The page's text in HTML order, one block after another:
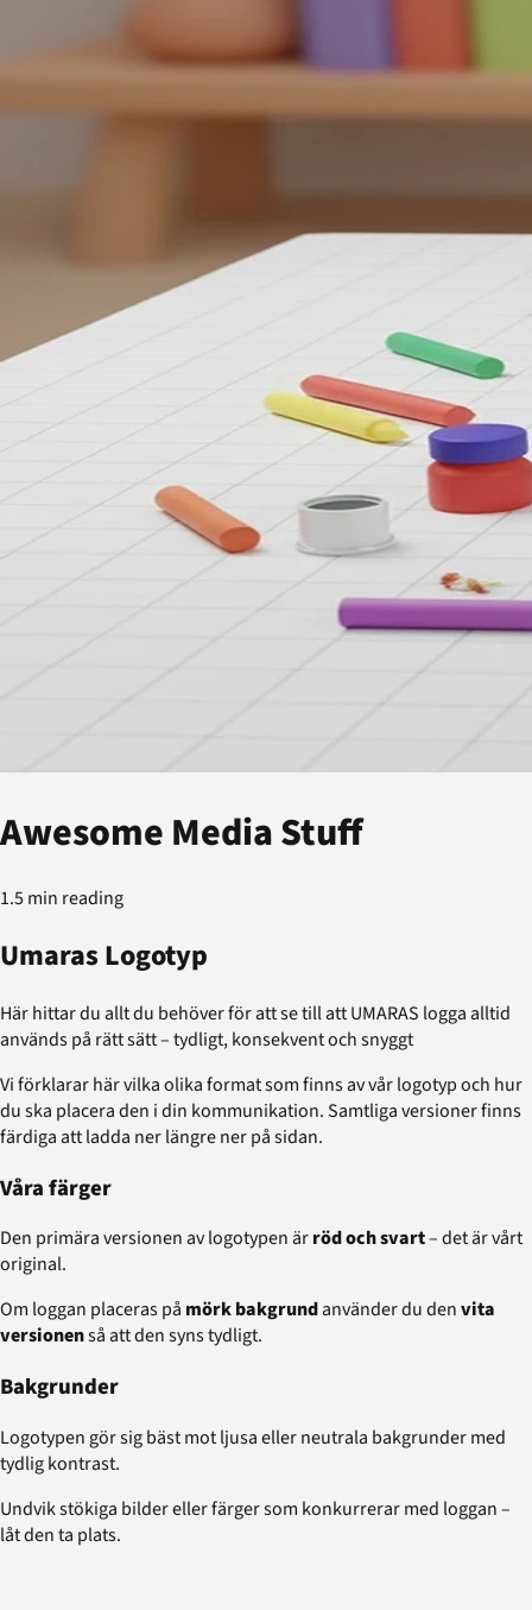
Awesome Media Stuff
1.5 min reading
Umaras Logotyp
Här hittar du allt du behöver för att se till att UMARAS logga alltid
används på rätt sätt – tydligt, konsekvent och snyggt
Vi förklarar här vilka olika format som finns av vår logotyp och hur
du ska placera den i din kommunikation. Samtliga versioner finns
färdiga att ladda ner längre ner på sidan.
Våra färger
Den primära versionen av logotypen ärröd och svart– det är vårt
original.
Om loggan placeras på mörk bakgrundanvänder du denvita
versionenså att den syns tydligt.
Bakgrunder
Logotypen gör sig bäst mot ljusa eller neutrala bakgrunder med
tydlig kontrast.
Undvik stökiga bilder eller färger som konkurrerar med loggan –
låt den ta plats.